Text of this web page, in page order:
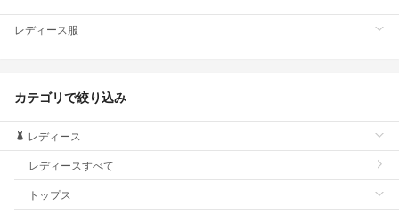
レディース服
カテゴリで絞り込み
レディース
レディースすべて
トップス